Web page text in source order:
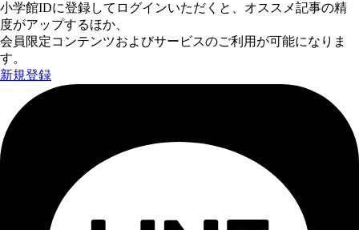
小学館IDに登録してログインいただくと、オススメ記事の精
度がアップするほか、
会員限定コンテンツおよびサービスのご利用が可能になりま
す。
新規登録